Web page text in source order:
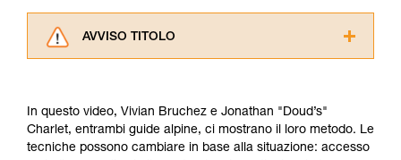
AVVISO TITOLO
consultarlo. Dovete aver compreso le
informazioni dell’istruzione tecnica per poter
capire queste ulteriori informazioni.
In questo video, Vivian Bruchez e Jonathan "Doud’s"
Charlet, entrambi guide alpine, ci mostrano il loro metodo. Le
tecniche possono cambiare in base alla situazione: accesso